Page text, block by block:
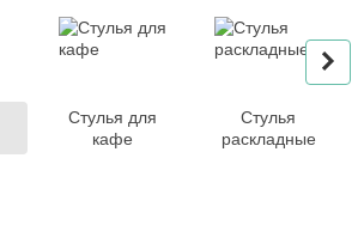
Стулья для
кафе
Стулья
раскладные